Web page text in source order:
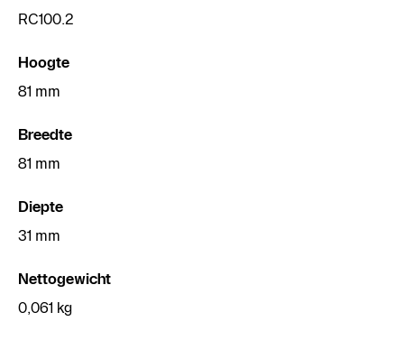
RC100.2
Hoogte
81 mm
Breedte
81 mm
Diepte
31 mm
Nettogewicht
0,061 kg